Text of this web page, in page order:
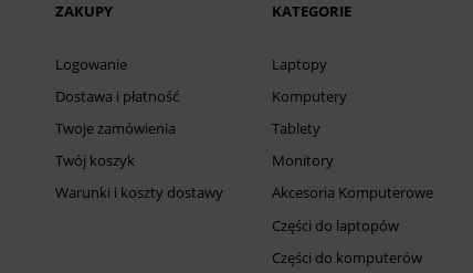
ZAKUPY
Logowanie
Dostawa i płatność
Twoje zamówienia
Twój koszyk
Warunki i koszty dostawy
KATEGORIE
Laptopy
Komputery
Tablety
Monitory
Akcesoria Komputerowe
Części do laptopów
Części do komputerów